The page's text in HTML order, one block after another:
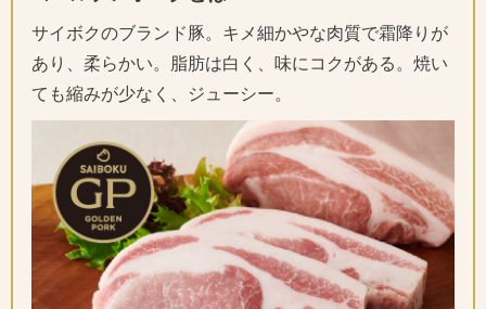
サイボクのブランド豚。キメ細かやな肉質で霜降りが
あり、柔らかい。脂肪は白く、味にコクがある。焼い
ても縮みが少なく、ジューシー。